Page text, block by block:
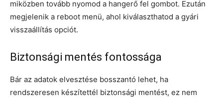
miközben tovább nyomod a hangerő fel gombot. Ezután
megjelenik a reboot menü, ahol kiválaszthatod a gyári
visszaállítás opciót.
Biztonsági mentés fontossága
Bár az adatok elvesztése bosszantó lehet, ha
rendszeresen készítettél biztonsági mentést, ez nem